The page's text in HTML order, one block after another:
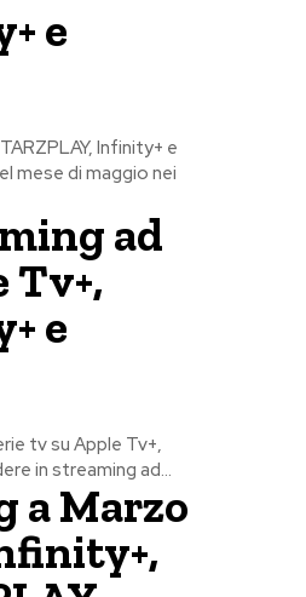
e
Infinity+ e
mese di maggio nei
ad
Tv+,
e
tv su Apple Tv+,
in streaming ad...
a Marzo